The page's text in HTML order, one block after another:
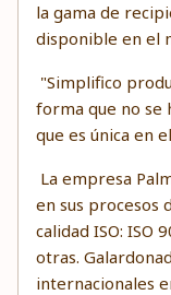
la gama de
disponible en el
"Simplifico
forma que no se
que es única en
La empresa
en sus procesos
calidad ISO: ISO
otras.
internacionales